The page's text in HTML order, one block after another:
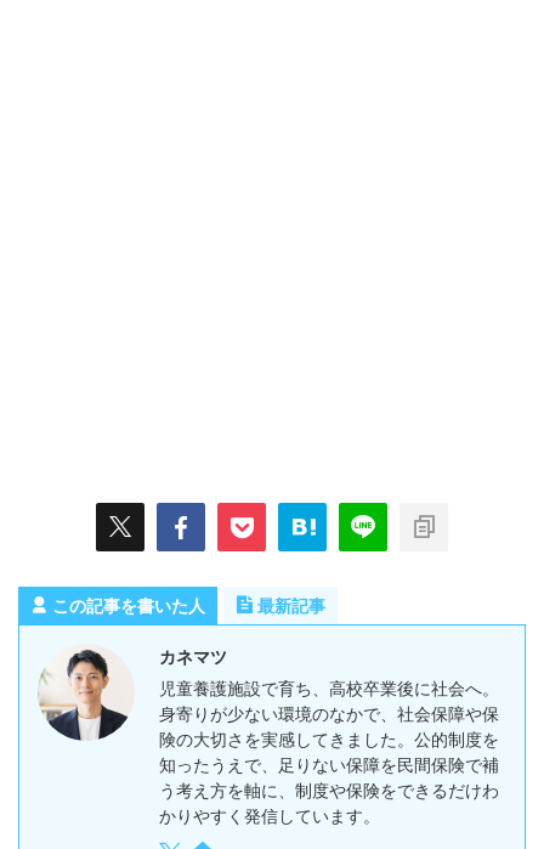
この記事を書いた人 最新記事
カネマツ
児童養護施設で育ち、高校卒業後に社会へ。
身寄りが少ない環境のなかで、社会保障や保
険の大切さを実感してきました。公的制度を
知ったうえで、足りない保障を民間保険で補
う考え方を軸に、制度や保険をできるだけわ
かりやすく発信しています。